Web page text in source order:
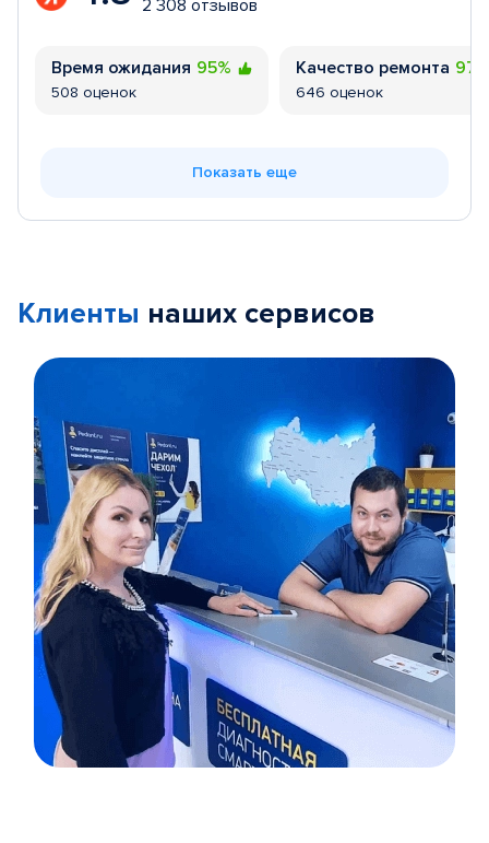
2 308 отзывов
Время ожидания 95%
508 оценок
Качество ремонта
646 оценок
Показать еще
Клиенты наших сервисов